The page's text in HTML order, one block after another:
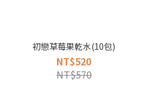
初戀草莓果乾水(10包)
NT$520
NT$570